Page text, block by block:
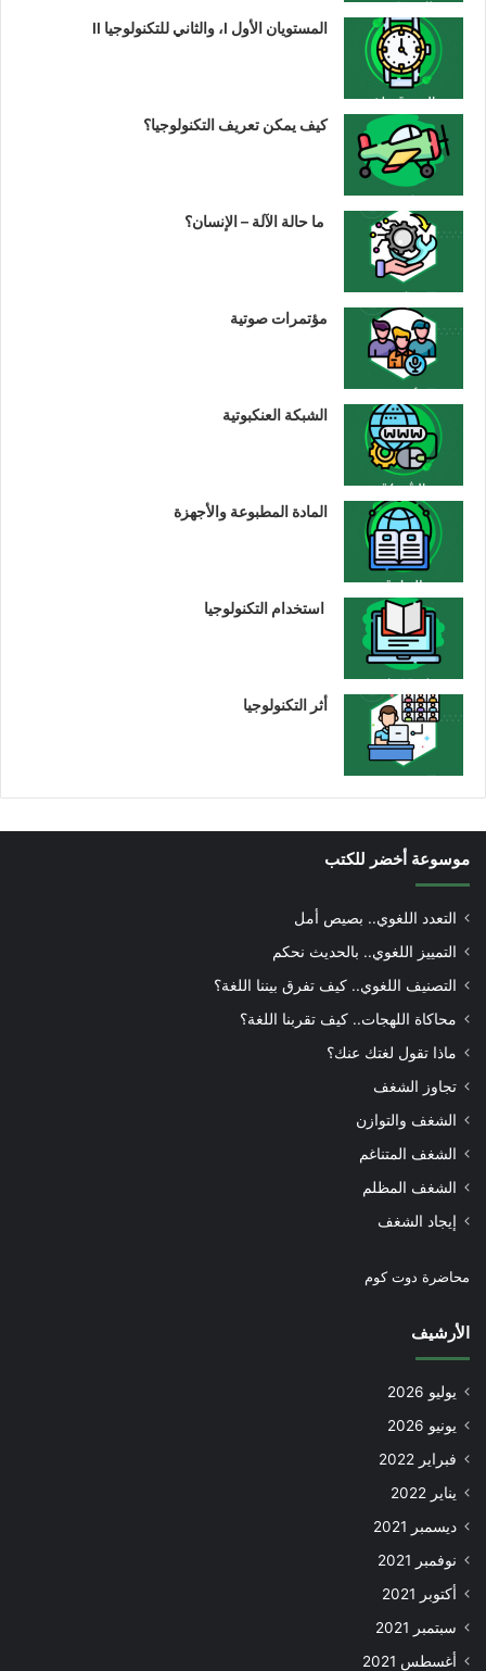
المستويان الأول I، والثاني للتكنولوجيا II
كيف يمكن تعريف التكنولوجيا؟
ما حالة الآلة – الإنسان؟
مؤتمرات صوتية
الشبكة العنكبوتية
المادة المطبوعة والأجهزة
استخدام التكنولوجيا
أثر التكنولوجيا
موسوعة أخضر للكتب
التعدد اللغوي.. بصيص أمل
التمييز اللغوي.. بالحديث نحكم
التصنيف اللغوي.. كيف تفرق بيننا اللغة؟
محاكاة اللهجات.. كيف تقربنا اللغة؟
ماذا تقول لغتك عنك؟
تجاوز الشغف
الشغف والتوازن
الشغف المتناغم
الشغف المظلم
إيجاد الشغف
محاضرة دوت كوم
الأرشيف
يوليو 2026
يونيو 2026
فبراير 2022
يناير 2022
ديسمبر 2021
نوفمبر 2021
أكتوبر 2021
سبتمبر 2021
أغسطس 2021